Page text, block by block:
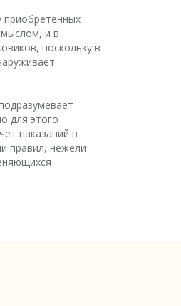
приобретенных
и в
поскольку в
для этого
наказаний в
правил, нежели